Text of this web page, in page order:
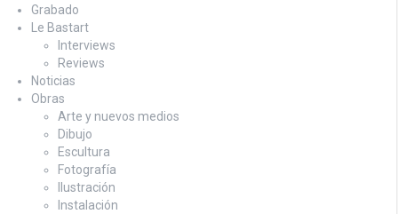
Grabado
Le Bastart
Interviews
Reviews
Noticias
Obras
Arte y nuevos medios
Dibujo
Escultura
Fotografía
Ilustración
Instalación